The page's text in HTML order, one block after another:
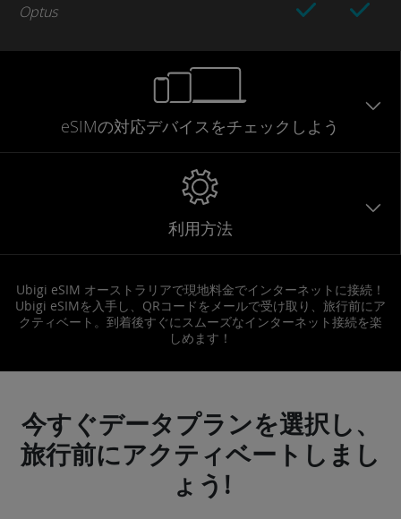
Optus
eSIMの対応デバイスをチェックしよう
利用方法
Ubigi eSIM オーストラリアで現地料金でインターネットに接続！
Ubigi eSIMを入手し、QRコードをメールで受け取り、旅行前にア
クティベート。到着後すぐにスムーズなインターネット接続を楽
しめます！
今すぐデータプランを選択し、
旅行前にアクティベートしまし
ょう!